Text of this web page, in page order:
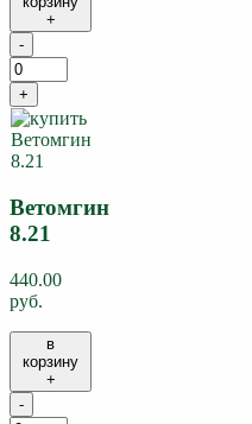
+
-
+
Ветомгин
8.21
440.00
руб.
в
корзину
+
-